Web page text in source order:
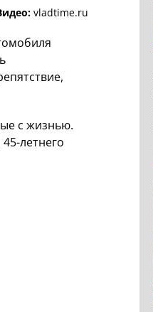
vladtime.ru
с жизнью.
летнего